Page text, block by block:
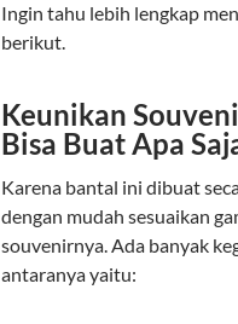
Ingin tahu lebih lengkap
berikut.
Keunikan
Bisa Buat Apa
Karena bantal ini dibuat
dengan mudah sesuaikan
souvenirnya. Ada banyak
antaranya yaitu: